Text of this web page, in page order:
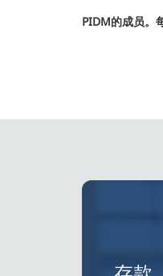
PIDM的成员。